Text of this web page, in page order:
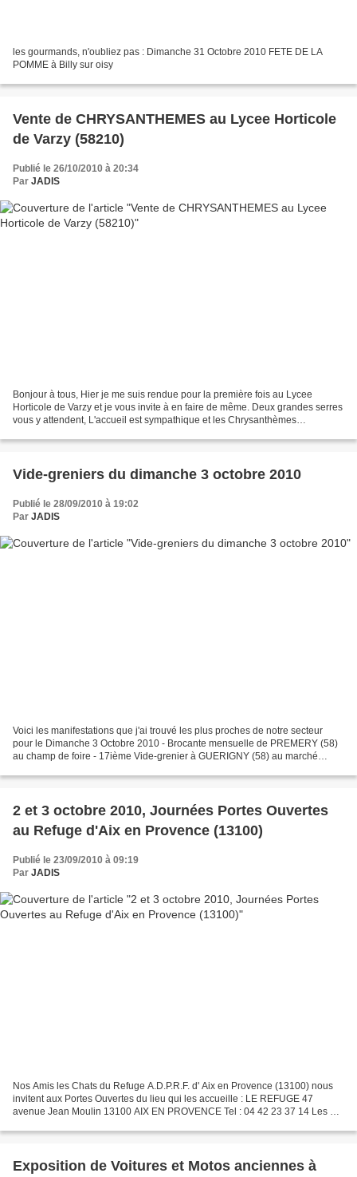
les gourmands, n'oubliez pas : Dimanche 31 Octobre 2010 FETE DE LA
POMME à Billy sur oisy
Vente de CHRYSANTHEMES au Lycee Horticole
de Varzy (58210)
Publié le 26/10/2010 à 20:34
Par JADIS
Bonjour à tous, Hier je me suis rendue pour la première fois au Lycee
Horticole de Varzy et je vous invite à en faire de même. Deux grandes serres
vous y attendent, L'accueil est sympathique et les Chrysanthèmes
Vide-greniers du dimanche 3 octobre 2010
Publié le 28/09/2010 à 19:02
Par JADIS
Voici les manifestations que j'ai trouvé les plus proches de notre secteur
pour le Dimanche 3 Octobre 2010 - Brocante mensuelle de PREMERY (58)
au champ de foire - 17ième Vide-grenier à GUERIGNY (58) au marché
2 et 3 octobre 2010, Journées Portes Ouvertes
au Refuge d'Aix en Provence (13100)
Publié le 23/09/2010 à 09:19
Par JADIS
Nos Amis les Chats du Refuge A.D.P.R.F. d' Aix en Provence (13100) nous
invitent aux Portes Ouvertes du lieu qui les accueille : LE REFUGE 47
avenue Jean Moulin 13100 AIX EN PROVENCE Tel : 04 42 23 37 14 Les 2
Exposition de Voitures et Motos anciennes à